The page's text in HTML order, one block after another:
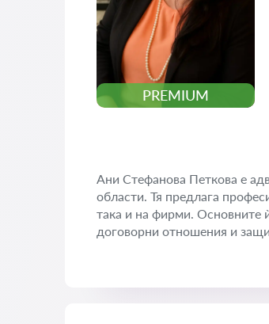
PREMIUM
Ани Стефанова Петкова е
области. Тя предлага
така и на фирми. Основните
договорни отношения и